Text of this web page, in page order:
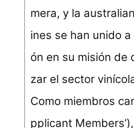
mera, y la
ines se han unido
ón en su misión de
zar el sector
Como miembros
pplicant